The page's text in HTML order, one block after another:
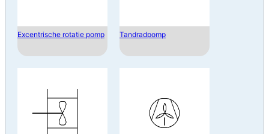
Excentrische rotatie pomp Tandradpomp